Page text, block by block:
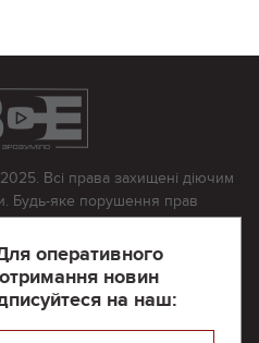
оперативного
отримання новин
на наш:
Всі права захищені діючим
Будь-яке порушення прав
Будь-яке відтворення
письмово дозволу редакції.
усіх матеріалів, розміщених
містять посилання на інші
видання, несе редакційна